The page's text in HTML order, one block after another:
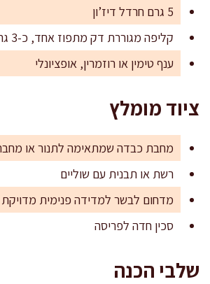
5 גרם חרדל דיז’ון
קליפה מגוררת דק מתפוז אחד, כ-3 גרם
ענף טימין או רוזמרין, אופציונלי
ציוד מומלץ
מחבת כבדה שמתאימה לתנור או
רשת או תבנית עם שוליים
מדחום לבשר למדידה פנימית מדויקת
סכין חדה לפריסה
שלבי הכנה